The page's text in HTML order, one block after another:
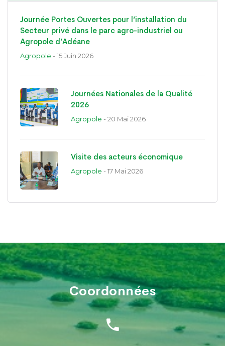
Journée Portes Ouvertes pour l’installation du
Secteur privé dans le parc agro-industriel ou
Agropole d’Adéane
Agropole - 15 Juin 2026
Journées Nationales de la Qualité
2026
Agropole - 20 Mai 2026
Visite des acteurs économique
Agropole - 17 Mai 2026
Coordonnées